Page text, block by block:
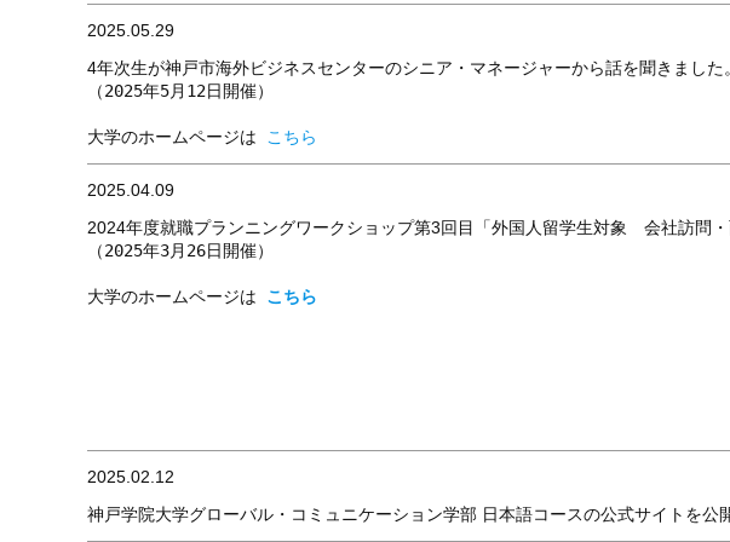
2025.05.29
4年次生が神戸市海外ビジネスセンターのシニア・マネージャーから話を聞きました。
（2025年5月12日開催）
大学のホームページは こちら
2025.04.09
2024年度就職プランニングワークショップ第3回目「外国人留学生対象 会社訪問
（2025年3月26日開催）
大学のホームページは こちら
2025.02.12
神戸学院大学グローバル・コミュニケーション学部 日本語コースの公式サイトを公